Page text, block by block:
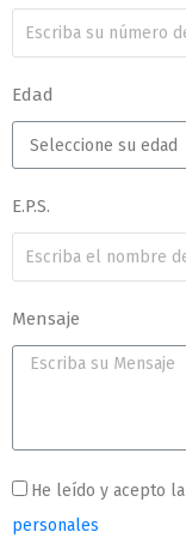
Edad
E.P.S.
Mensaje
He leído y acepto la
personales